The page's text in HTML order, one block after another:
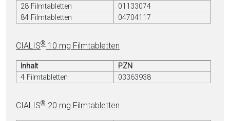
28 Filmtabletten
01133074
84 Filmtabletten
04704117
CIALIS®10 mg Filmtabletten
Inhalt
PZN
4 Filmtabletten
03363938
CIALIS®20 mg Filmtabletten